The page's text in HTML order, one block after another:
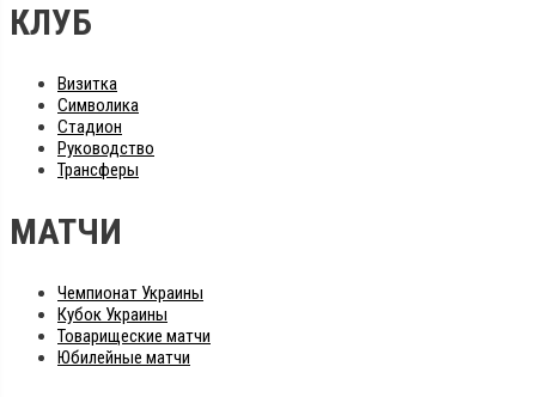
КЛУБ
Визитка
Символика
Стадион
Руководство
Трансферы
МАТЧИ
Чемпионат Украины
Кубок Украины
Товарищеские матчи
Юбилейные матчи